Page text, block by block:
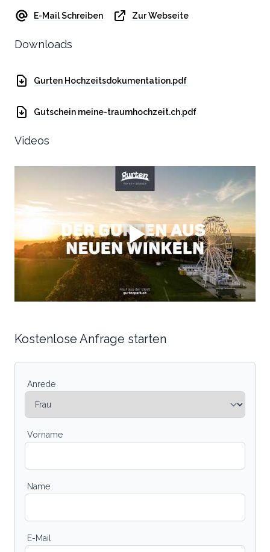
E-Mail Schreiben Zur Webseite
Downloads
Gurten Hochzeitsdokumentation.pdf
Gutschein meine-traumhochzeit.ch.pdf
Videos
Kostenlose Anfrage starten
Anrede
Vorname
Name
E-Mail